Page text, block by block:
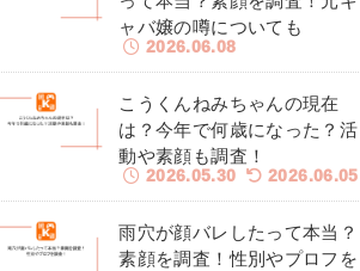
ャバ嬢の噂についても
2026.06.08
こうくんねみちゃんの現在
は？今年で何歳になった？活
動や素顔も調査！
2026.05.30 2026.06.05
雨穴が顔バレしたって本当？
素顔を調査！性別やプロフを